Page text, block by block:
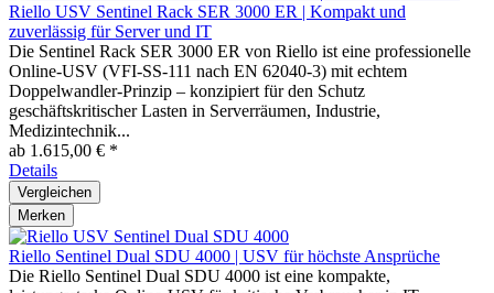
Riello USV Sentinel Rack SER 3000 ER | Kompakt und
zuverlässig für Server und IT
Die Sentinel Rack SER 3000 ER von Riello ist eine professionelle
Online-USV (VFI-SS-111 nach EN 62040-3) mit echtem
Doppelwandler-Prinzip – konzipiert für den Schutz
geschäftskritischer Lasten in Serverräumen, Industrie,
Medizintechnik...
ab 1.615,00 € *
Details
Vergleichen
Merken
Riello Sentinel Dual SDU 4000 | USV für höchste Ansprüche
Die Riello Sentinel Dual SDU 4000 ist eine kompakte,